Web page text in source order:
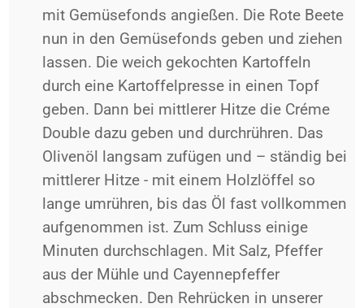
mit Gemüsefonds angießen. Die Rote Beete
nun in den Gemüsefonds geben und ziehen
lassen. Die weich gekochten Kartoffeln
durch eine Kartoffelpresse in einen Topf
geben. Dann bei mittlerer Hitze die Créme
Double dazu geben und durchrühren. Das
Olivenöl langsam zufügen und – ständig bei
mittlerer Hitze - mit einem Holzlöffel so
lange umrühren, bis das Öl fast vollkommen
aufgenommen ist. Zum Schluss einige
Minuten durchschlagen. Mit Salz, Pfeffer
aus der Mühle und Cayennepfeffer
abschmecken. Den Rehrücken in unserer